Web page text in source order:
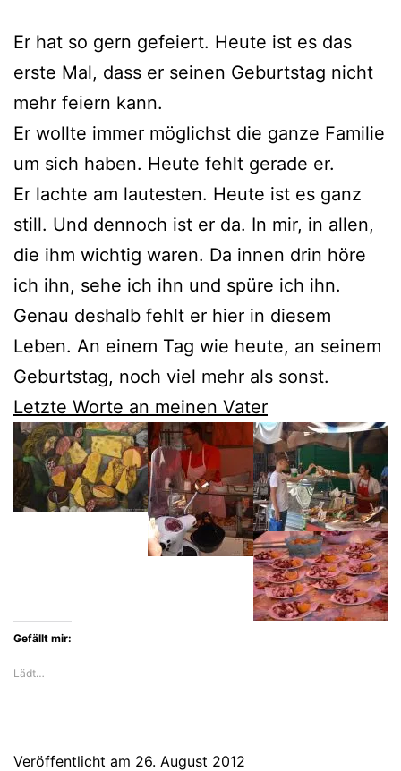
Er hat so gern gefeiert. Heute ist es das
erste Mal, dass er seinen Geburtstag nicht
mehr feiern kann.
Er wollte immer möglichst die ganze Familie
um sich haben. Heute fehlt gerade er.
Er lachte am lautesten. Heute ist es ganz
still. Und dennoch ist er da. In mir, in allen,
die ihm wichtig waren. Da innen drin höre
ich ihn, sehe ich ihn und spüre ich ihn.
Genau deshalb fehlt er hier in diesem
Leben. An einem Tag wie heute, an seinem
Geburtstag, noch viel mehr als sonst.
Letzte Worte an meinen Vater
Gefällt mir:
Lädt…
Veröffentlicht am 26. August 2012